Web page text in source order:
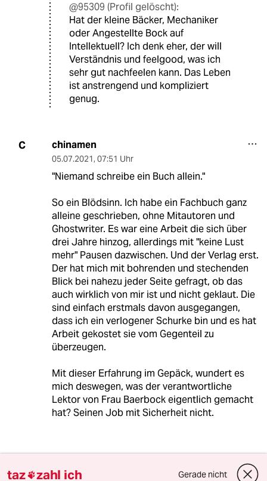
@95309 (Profil gelöscht):
Hat der kleine Bäcker, Mechaniker
oder Angestellte Bock auf
Intellektuell? Ich denk eher, der will
Verständnis und feelgood, was ich
sehr gut nachfeelen kann. Das Leben
ist anstrengend und kompliziert
genug.
C chinamen
05.07.2021, 07:51 Uhr
"Niemand schreibe ein Buch allein."
So ein Blödsinn. Ich habe ein Fachbuch ganz
alleine geschrieben, ohne Mitautoren und
Ghostwriter. Es war eine Arbeit die sich über
drei Jahre hinzog, allerdings mit "keine Lust
mehr" Pausen dazwischen. Und der Verlag erst.
Der hat mich mit bohrenden und stechenden
Blick bei nahezu jeder Seite gefragt, ob das
auch wirklich von mir ist und nicht geklaut. Die
sind einfach erstmals davon ausgegangen,
dass ich ein verlogener Schurke bin und es hat
Arbeit gekostet sie vom Gegenteil zu
überzeugen.
Mit dieser Erfahrung im Gepäck, wundert es
mich deswegen, was der verantwortliche
Lektor von Frau Baerbock eigentlich gemacht
hat? Seinen Job mit Sicherheit nicht.
05.07.2021
taz zahl ich Gerade nicht